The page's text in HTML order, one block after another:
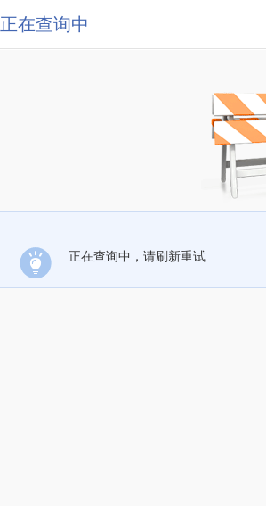
正在查询中
正在查询中，请刷新重试